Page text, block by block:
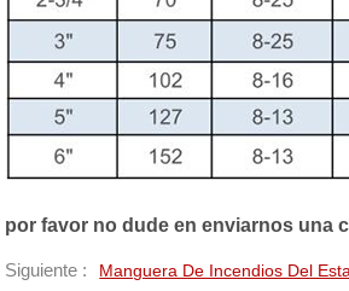
por favor no dude en enviarnos una
Siguiente : Manguera De Incendios Del